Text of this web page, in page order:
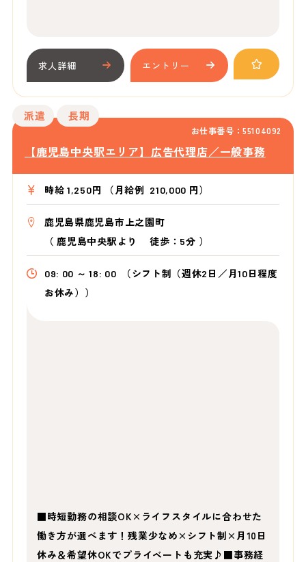
求人詳細 エントリー
お仕事番号：55104092
派遣 長期
【鹿児島中央駅エリア】広告代理店／一般事務
時給 1,250円 （月給例 210,000 円）
鹿児島県鹿児島市上之園町
（ 鹿児島中央駅より徒歩：5分 ）
09: 00 ～ 18: 00
（シフト制（週休2日／月10日程度
お休み））
■時短勤務の相談OK×ライフスタイルに合わせた
働き方が選べます！残業少なめ×シフト制×月10日
休み＆希望休OKでプライベートも充実♪■事務経